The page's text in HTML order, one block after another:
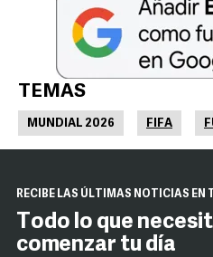
TEMAS
MUNDIAL 2026 FIFA
RECIBE LAS ÚLTIMAS NOTICIAS EN
Todo lo que
comenzar tu día